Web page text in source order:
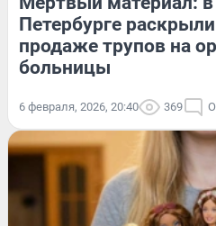
Петербурге
продаже трупов на
больницы
6 февраля, 2026, 20:40 369